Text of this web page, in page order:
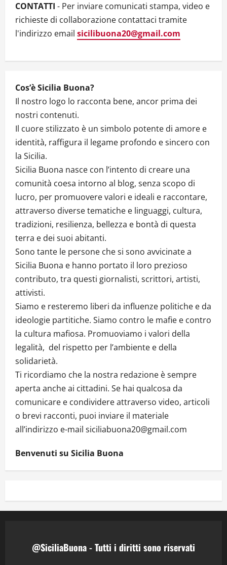
CONTATTI - Per inviare comunicati stampa, video e
richieste di collaborazione contattaci tramite
l'indirizzo email sicilibuona20@gmail.com
Cos’è Sicilia Buona?
Il nostro logo lo racconta bene, ancor prima dei
nostri contenuti.
Il cuore stilizzato è un simbolo potente di amore e
identità, raffigura il legame profondo e sincero con
la Sicilia.
Sicilia Buona nasce con l’intento di creare una
comunità coesa intorno al blog, senza scopo di
lucro, per promuovere valori e ideali e raccontare,
attraverso diverse tematiche e linguaggi, cultura,
tradizioni, resilienza, bellezza e bontà di questa
terra e dei suoi abitanti.
Sono tante le persone che si sono avvicinate a
Sicilia Buona e hanno portato il loro prezioso
contributo, tra questi giornalisti, scrittori, artisti,
attivisti.
Siamo e resteremo liberi da influenze politiche e da
ideologie partitiche. Siamo contro le mafie e contro
la cultura mafiosa. Promuoviamo i valori della
legalità, del rispetto per l’ambiente e della
solidarietà.
Ti ricordiamo che la nostra redazione è sempre
aperta anche ai cittadini. Se hai qualcosa da
comunicare e condividere attraverso video, articoli
o brevi racconti, puoi inviare il materiale
all’indirizzo e-mail siciliabuona20@gmail.com
Benvenuti su Sicilia Buona
@SiciliaBuona - Tutti i diritti sono riservati